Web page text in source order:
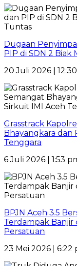
Dugaan
PIP di SDN 2
20 Juli 2026 |
Grasstrack
Bhayangkara dan
Tenggara
6 Juli 2026 | 1:53
BPJN Aceh 3.5
Terdampak Banjir
Persatuan
23 Mei 2026 | 6:22